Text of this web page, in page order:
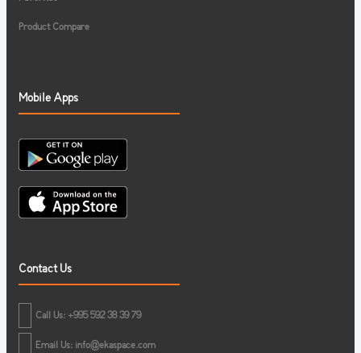
Product Compare
Mobile Apps
Contact Us
Call Us: +995 592 38 39 79
Email Us: info@ekaspace.com